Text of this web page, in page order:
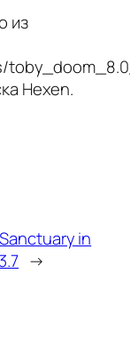
из
Hexen.
in
→